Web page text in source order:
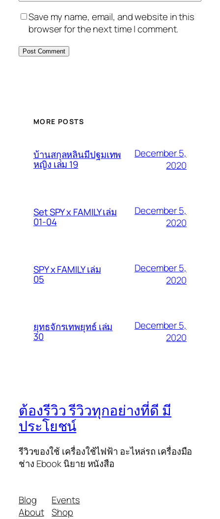
Save my name, email, and website in this
browser for the next time I comment.
MORE POSTS
บ้านสกุลหลินมีปฐมเทพ
หญิง เล่ม 19
December 5,
2020
Set SPY x FAMILY เล่ม
01-04
December 5,
2020
SPY x FAMILY เล่ม
05
December 5,
2020
ยุทธจักรเทพยุทธ์ เล่ม
30
December 5,
2020
ต้องรีวิว รีวิวทุกอย่างที่ดี มี
ประโยชน์
รีวิวของใช้ เครื่องใช้ไฟฟ้า อะไหล่รถ เครื่องมือ
ช่าง Ebook นิยาย หนังสือ
Blog
About
Events
Shop